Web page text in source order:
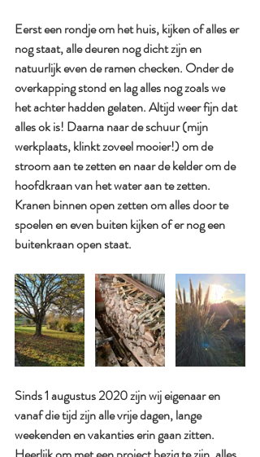
Eerst een rondje om het huis, kijken of alles er
nog staat, alle deuren nog dicht zijn en
natuurlijk even de ramen checken. Onder de
overkapping stond en lag alles nog zoals we
het achter hadden gelaten. Altijd weer fijn dat
alles ok is! Daarna naar de schuur (mijn
werkplaats, klinkt zoveel mooier!) om de
stroom aan te zetten en naar de kelder om de
hoofdkraan van het water aan te zetten.
Kranen binnen open zetten om alles door te
spoelen en even buiten kijken of er nog een
buitenkraan open staat.
Sinds 1 augustus 2020 zijn wij eigenaar en
vanaf die tijd zijn alle vrije dagen, lange
weekenden en vakanties erin gaan zitten.